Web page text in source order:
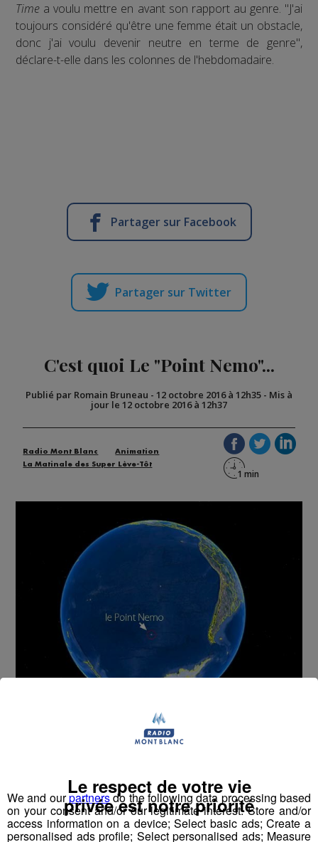
Time a voulu mettre en avant son rapport au genre. "J'ai
toujours considéré qu'être une femme était un obstacle,
donc j'ai voulu devenir neutre en terme de genre",
déclare-t-elle dans les colonnes de l'hebdomadaire.
Partager sur Facebook
Partager sur Twitter
C'est quoi Le "Point Nemo"...
Publié par Romain Bruneau - 12 octobre 2016 à 12h35 - Mis à
jour le 12 octobre 2016 à 12h37
Radio Mont Blanc
Animation
La Matinale des Super Lève-Tôt
Extrait du Mont Blanc Morning !
We and ourpartnersdo the following data processing based
on your consent and/or our legitimate interest: Store and/or
access information on a device; Select basic ads; Create a
personalised ads profile; Select personalised ads; Measure
Le respect de votre vie
privée est notre priorité